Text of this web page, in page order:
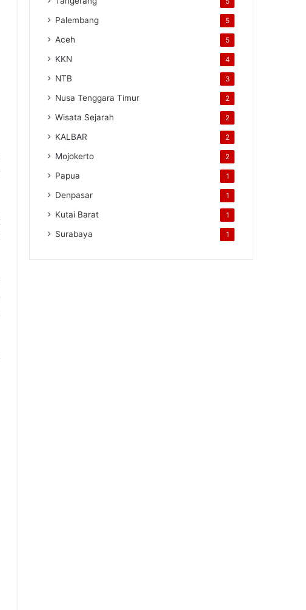
Palembang 5
Aceh 5
KKN 4
NTB 3
Nusa Tenggara Timur 2
Wisata Sejarah 2
KALBAR 2
Mojokerto 2
Papua 1
Denpasar 1
Kutai Barat 1
Surabaya 1